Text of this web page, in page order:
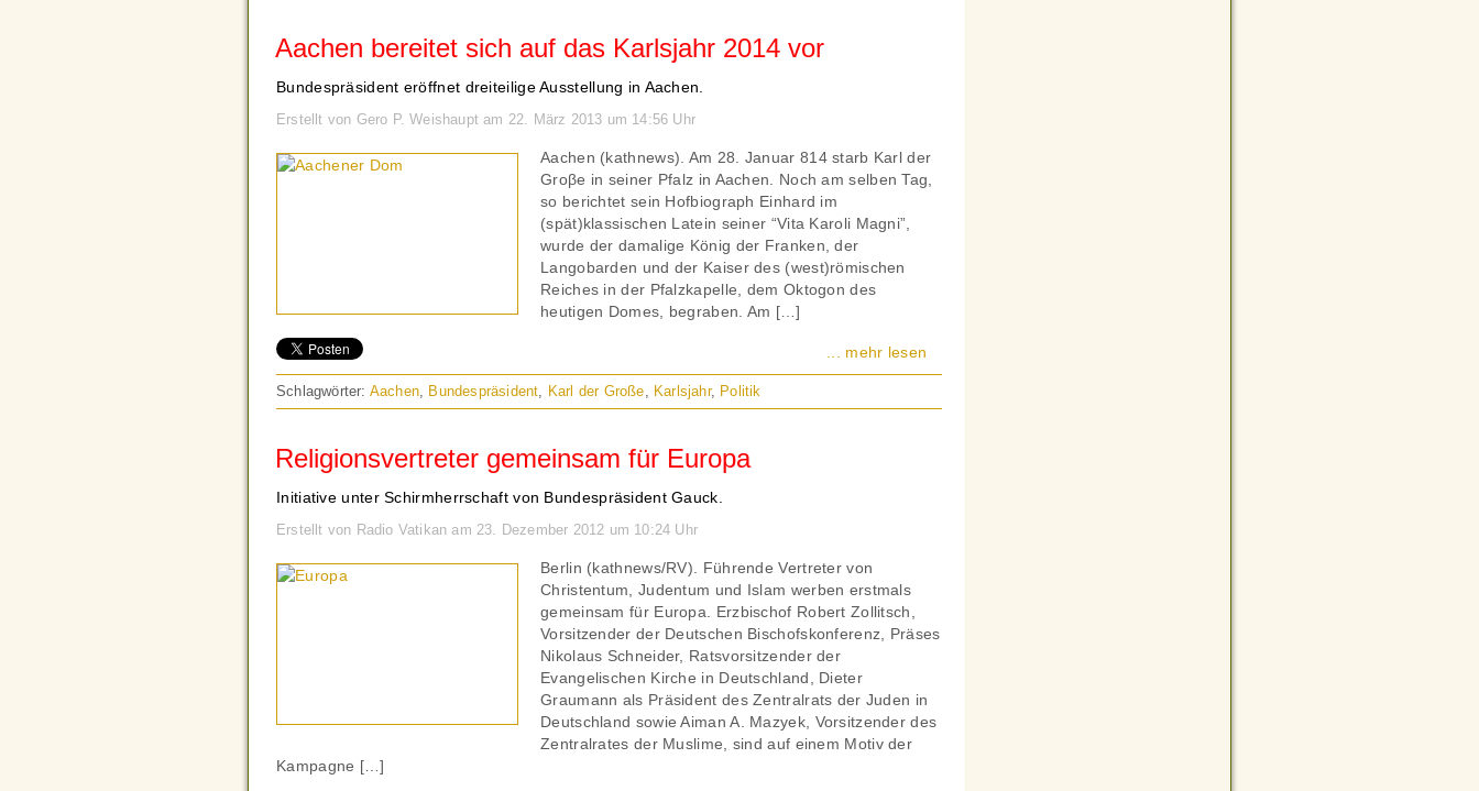
Aachen bereitet sich auf das Karlsjahr 2014 vor
Bundespräsident eröffnet dreiteilige Ausstellung in Aachen.
Erstellt von Gero P. Weishaupt am 22. März 2013 um 14:56 Uhr
Aachen (kathnews). Am 28. Januar 814 starb Karl der
Groβe in seiner Pfalz in Aachen. Noch am selben Tag,
so berichtet sein Hofbiograph Einhard im
(spät)klassischen Latein seiner “Vita Karoli Magni”,
wurde der damalige König der Franken, der
Langobarden und der Kaiser des (west)römischen
Reiches in der Pfalzkapelle, dem Oktogon des
heutigen Domes, begraben. Am […]
... mehr lesen
Schlagwörter: Aachen, Bundespräsident, Karl der Große, Karlsjahr, Politik
Religionsvertreter gemeinsam für Europa
Initiative unter Schirmherrschaft von Bundespräsident Gauck.
Erstellt von Radio Vatikan am 23. Dezember 2012 um 10:24 Uhr
Berlin (kathnews/RV). Führende Vertreter von
Christentum, Judentum und Islam werben erstmals
gemeinsam für Europa. Erzbischof Robert Zollitsch,
Vorsitzender der Deutschen Bischofskonferenz, Präses
Nikolaus Schneider, Ratsvorsitzender der
Evangelischen Kirche in Deutschland, Dieter
Graumann als Präsident des Zentralrats der Juden in
Deutschland sowie Aiman A. Mazyek, Vorsitzender des
Zentralrates der Muslime, sind auf einem Motiv der
Kampagne […]